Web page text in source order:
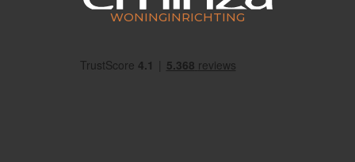
WONINGINRICHTING